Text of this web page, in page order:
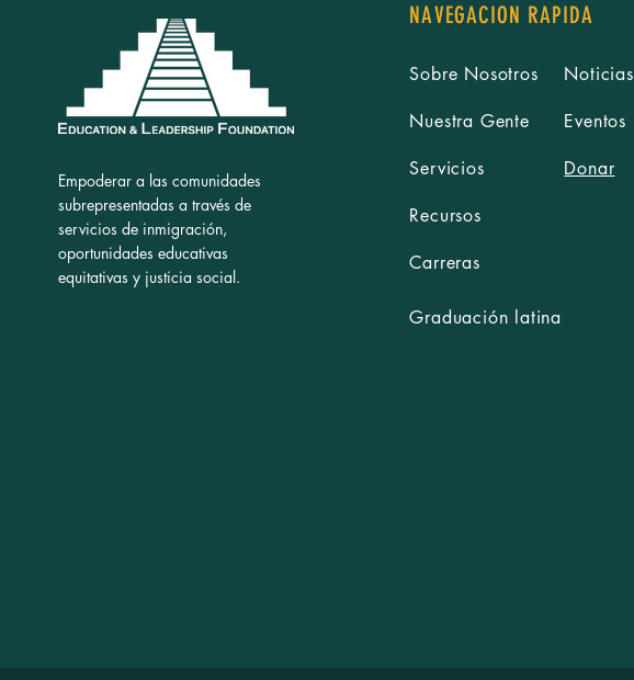
Empoderar a las comunidades
subrepresentadas a través de
servicios de inmigración,
oportunidades educativas
equitativas y justicia social.
NAVEGACION RAPIDA
Sobre Nosotros
Nuestra Gente
Servicios
Recursos
Carreras
Noticias
Eventos
Donar
Graduación latina